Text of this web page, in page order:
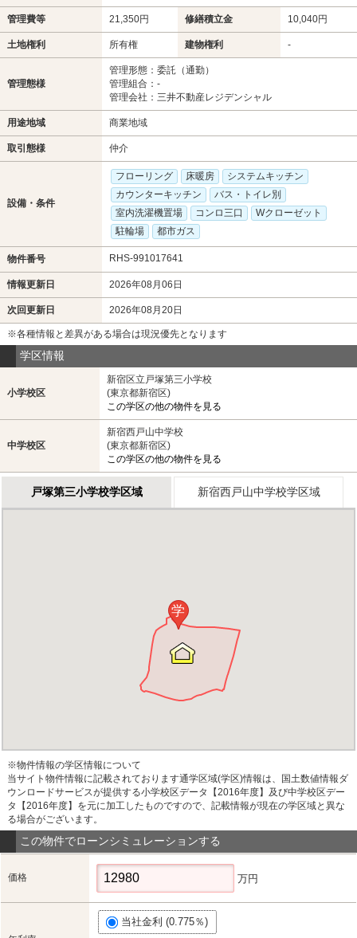
管理費等 21,350円 修繕積立金 10,040円
土地権利 所有権 建物権利 -
管理態様
管理形態：委託（通勤）
管理組合：-
管理会社：三井不動産レジデンシャル
用途地域 商業地域
取引態様 仲介
設備・条件
フローリング 床暖房
システムキッチン
カウンターキッチン
バス・トイレ別
室内洗濯機置場
コンロ三口
Wクローゼット
駐輪場
都市ガス
物件番号 RHS-991017641
情報更新日 2026年08月06日
次回更新日 2026年08月20日
※各種情報と差異がある場合は現況優先となります
学区情報
小学校区
新宿区立戸塚第三小学校
(東京都新宿区)
この学区の他の物件を見る
中学校区
新宿西戸山中学校
(東京都新宿区)
この学区の他の物件を見る
戸塚第三小学校学区域 新宿西戸山中学校学区域
学
※物件情報の学区情報について
当サイト物件情報に記載されております通学区域(学区)情報は、国土数値情報ダ
ウンロードサービスが提供する小学校区データ【2016年度】及び中学校区デー
タ【2016年度】を元に加工したものですので、記載情報が現在の学区域と異な
る場合がございます。
この物件でローンシミュレーションする
価格 万円
当社金利 (0.775％)